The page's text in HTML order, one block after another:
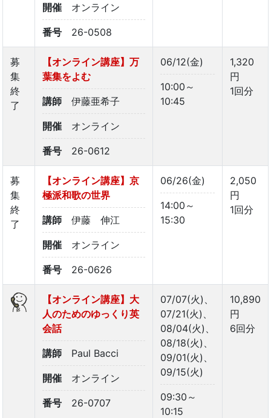
開催 オンライン
番号 26-0508
募
集
終
了
【オンライン講座】万
葉集をよむ
講師 伊藤亜希子
開催 オンライン
番号 26-0612
06/12(金)
10:00～
10:45
1,320
円
1回分
募
集
終
了
【オンライン講座】京
極派和歌の世界
講師 伊藤 伸江
開催 オンライン
番号 26-0626
06/26(金)
14:00～
15:30
2,050
円
1回分
【オンライン講座】大
人のためのゆっくり英
会話
講師 Paul Bacci
開催 オンライン
番号 26-0707
07/07(火)、
07/21(火)、
08/04(火)、
08/18(火)、
09/01(火)、
09/15(火)
09:30～
10:15
10,890
円
6回分